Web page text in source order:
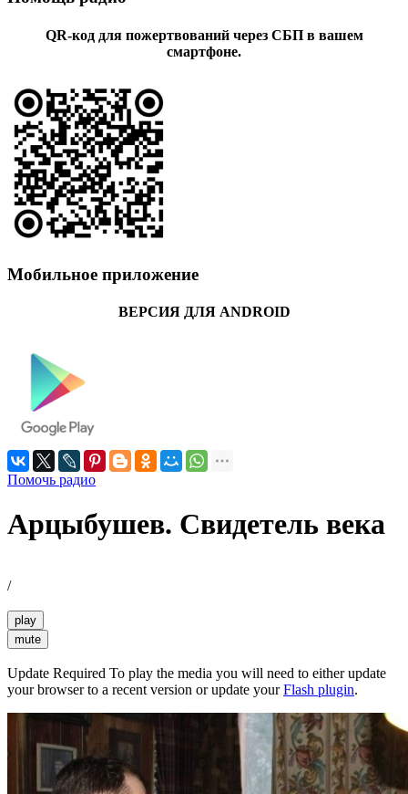
QR-код для пожертвований через СБП в вашем
смартфоне.
Мобильное приложение
ВЕРСИЯ ДЛЯ ANDROID
Помочь радио
Арцыбушев. Свидетель века
/
play
mute
Update Required To play the media you will need to either update
your browser to a recent version or update yourFlash plugin.